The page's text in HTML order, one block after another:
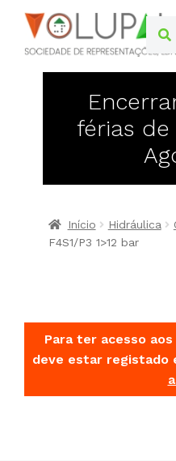
férias de
Início Hidráulica
F4S1/P3 1>12 bar
Para ter acesso
deve estar registado